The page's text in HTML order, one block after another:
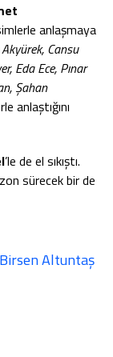
anlaşmaya
Cansu
Eda Ece, Pınar
Şahan
anlaştığını
’le de el sıkıştı.
sürecek bir de
Altuntaş